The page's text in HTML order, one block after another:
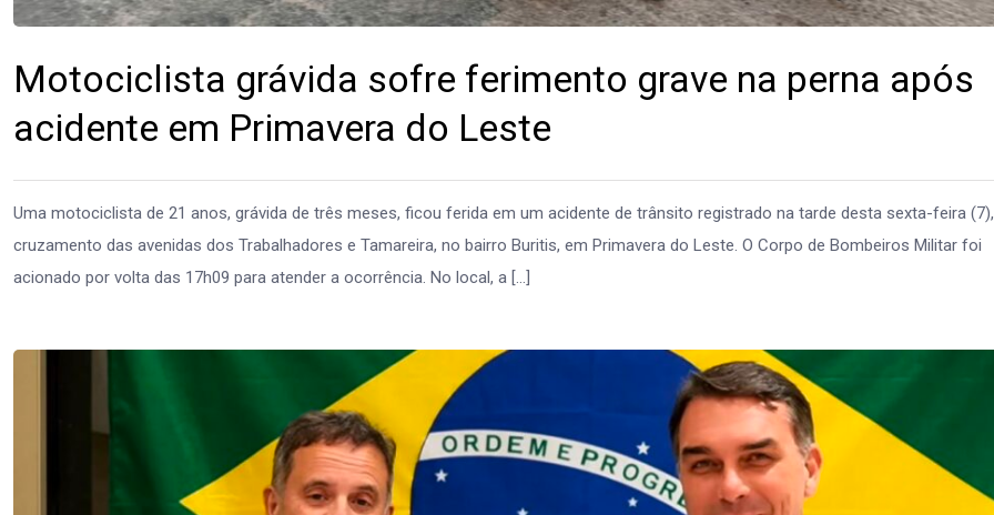
Motociclista grávida sofre ferimento grave na perna após
acidente em Primavera do Leste
Uma motociclista de 21 anos, grávida de três meses, ficou ferida em um acidente de trânsito registrado na tarde desta sexta-feira
cruzamento das avenidas dos Trabalhadores e Tamareira, no bairro Buritis, em Primavera do Leste. O Corpo de Bombeiros Militar foi
acionado por volta das 17h09 para atender a ocorrência. No local, a […]